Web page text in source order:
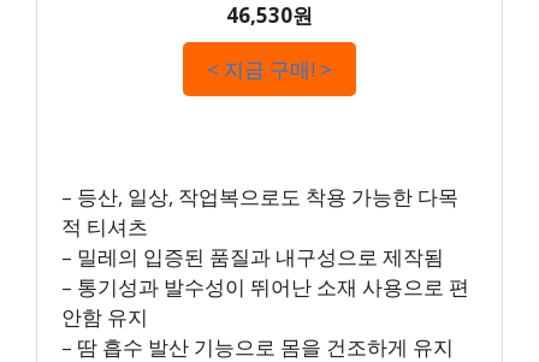
46,530원
< 지금 구매! >
– 등산, 일상, 작업복으로도 착용 가능한 다목
적 티셔츠
– 밀레의 입증된 품질과 내구성으로 제작됨
– 통기성과 발수성이 뛰어난 소재 사용으로 편
안함 유지
– 땀 흡수 발산 기능으로 몸을 건조하게 유지